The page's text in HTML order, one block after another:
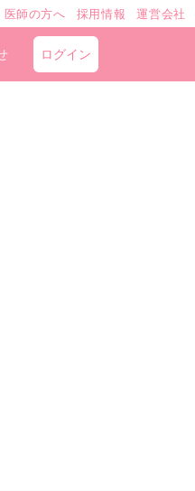
医師の方へ 採用情報 運営会社
ログイン